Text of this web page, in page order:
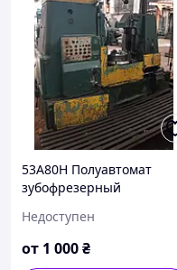
53А80Н Полуавтомат
зубофрезерный
цилиндрических колес
Недоступен
от 1 000₴